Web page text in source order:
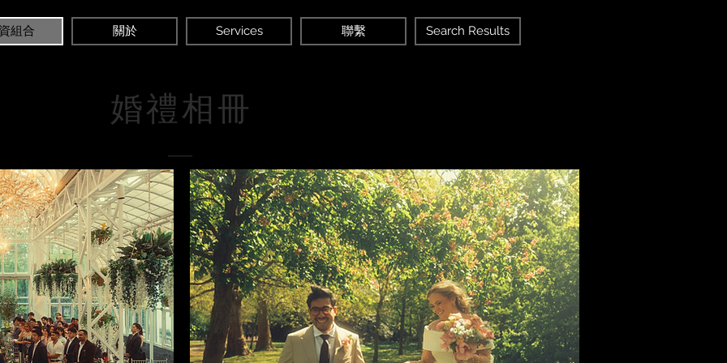
組合 關於 Services 聯繫 Search Results
婚禮相冊